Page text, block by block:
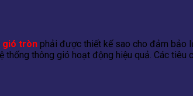
gió tròn phải được thiết kế sao cho đảm bảo
thông gió hoạt động hiệu quả. Các tiêu